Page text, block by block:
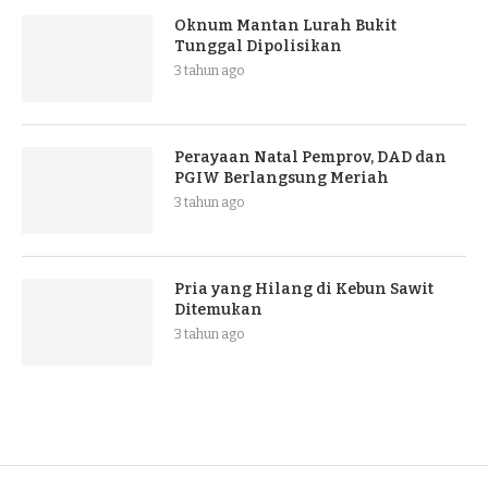
Oknum Mantan Lurah Bukit
Tunggal Dipolisikan
3 tahun ago
Perayaan Natal Pemprov, DAD dan
PGIW Berlangsung Meriah
3 tahun ago
Pria yang Hilang di Kebun Sawit
Ditemukan
3 tahun ago